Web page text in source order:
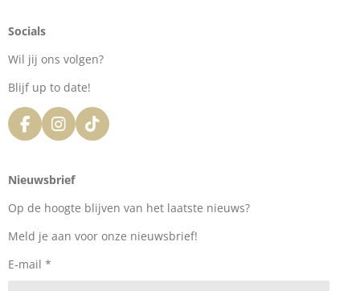
Socials
Wil jij ons volgen?
Blijf up to date!
F
a
e
o
k
I
n
t
g
a
T
i
k
Nieuwsbrief
Op de hoogte blijven van het laatste nieuws?
Meld je aan voor onze nieuwsbrief!
E-mail *